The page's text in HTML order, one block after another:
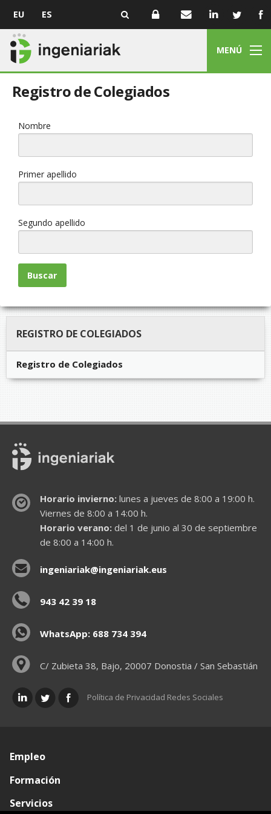
EU ES
MENÚ
Registro de Colegiados
Nombre
Primer apellido
Segundo apellido
Buscar
REGISTRO DE COLEGIADOS
Registro de Colegiados
Horario invierno:lunes a jueves de 8:00 a 19:00 h.
Viernes de 8:00 a 14:00 h.
Horario verano:del 1 de junio al 30 de septiembre
de 8:00 a 14:00 h.
ingeniariak@ingeniariak.eus
943 42 39 18
WhatsApp: 688 734 394
C/ Zubieta 38, Bajo, 20007 Donostia / San Sebastián
Política de Privacidad Redes Sociales
Empleo
Formación
Servicios